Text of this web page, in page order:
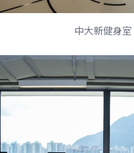
中大新健身室